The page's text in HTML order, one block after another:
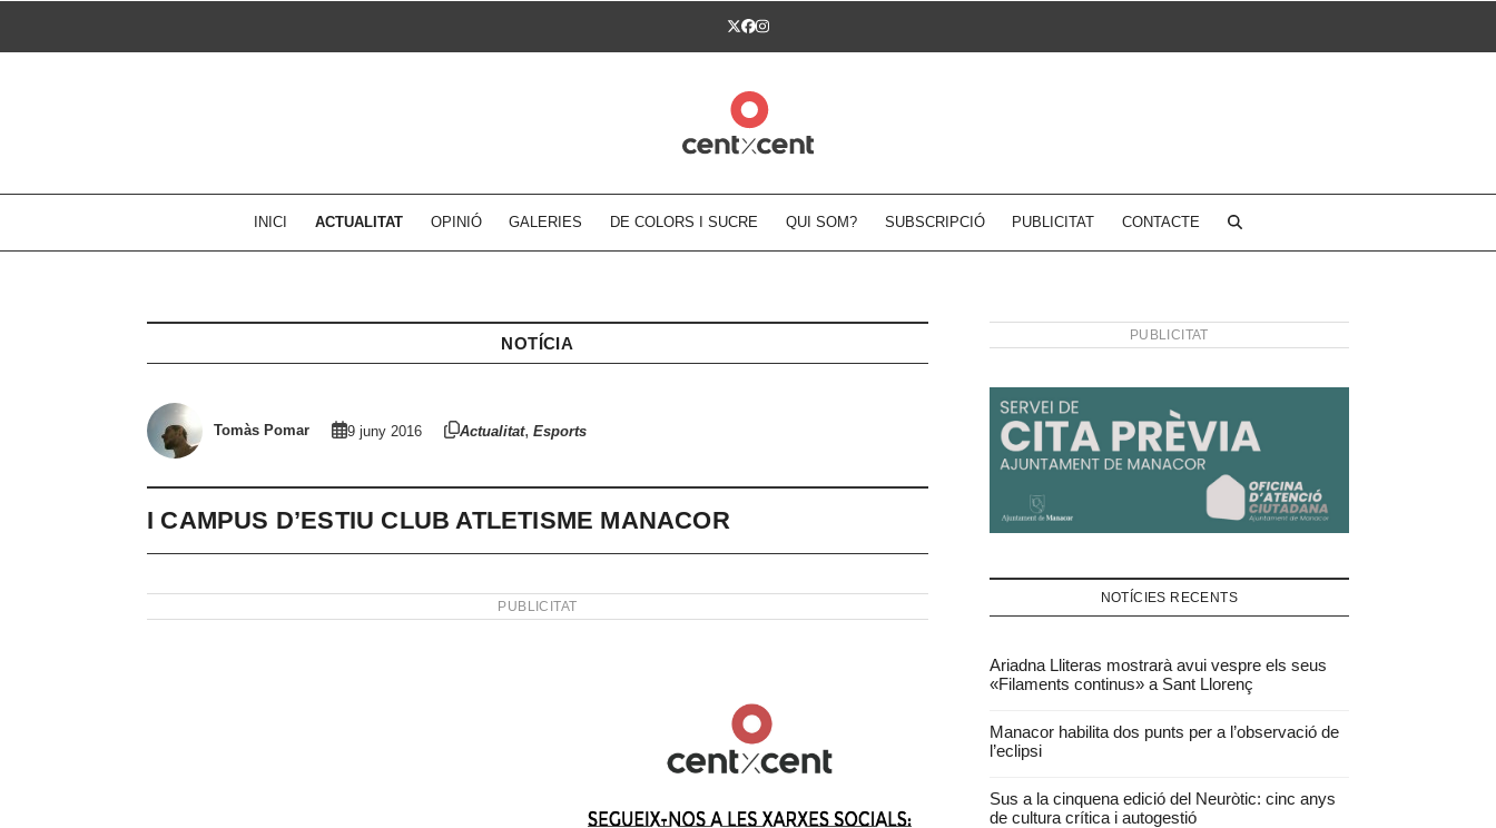
Twitter
Facebook
Instagram
INICI ACTUALITAT OPINIÓ GALERIES DE COLORS I SUCRE QUI SOM? SUBSCRIPCIÓ PUBLICITAT CONTACTE
NOTÍCIA
Tomàs Pomar 9 juny 2016 Actualitat, Esports
I CAMPUS D’ESTIU CLUB ATLETISME MANACOR
PUBLICITAT
PUBLICITAT
NOTÍCIES RECENTS
Ariadna Lliteras mostrarà avui vespre els seus
«Filaments continus» a Sant Llorenç
Manacor habilita dos punts per a l’observació de
l’eclipsi
Sus a la cinquena edició del Neuròtic: cinc anys
de cultura crítica i autogestió